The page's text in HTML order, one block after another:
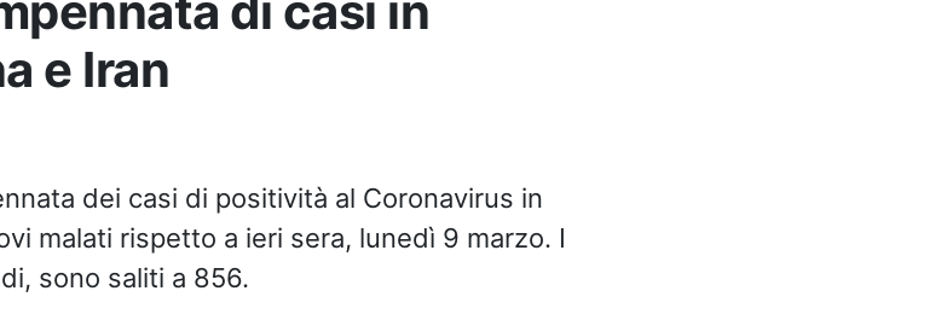
e Iran
dei casi di positività al Coronavirus in
malati rispetto a ieri sera, lunedì 9 marzo. I
sono saliti a 856.